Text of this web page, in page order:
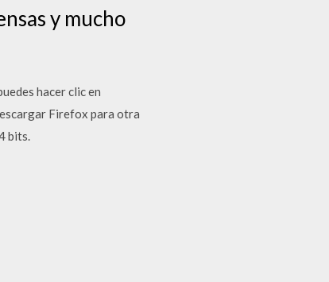
y mucho
hacer clic en
Firefox para otra
bits.